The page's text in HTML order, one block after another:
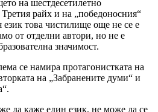
на шестдесетилетно
райх и на „победоносния“
това чистилище още не се е
от отделни автори, но не е
значимост.
се намира протагонистката на
на „Забранените думи“ и
да каже един език, не може да се